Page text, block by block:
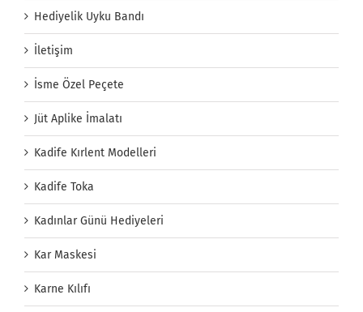
Hediyelik Uyku Bandı
İletişim
İsme Özel Peçete
Jüt Aplike İmalatı
Kadife Kırlent Modelleri
Kadife Toka
Kadınlar Günü Hediyeleri
Kar Maskesi
Karne Kılıfı